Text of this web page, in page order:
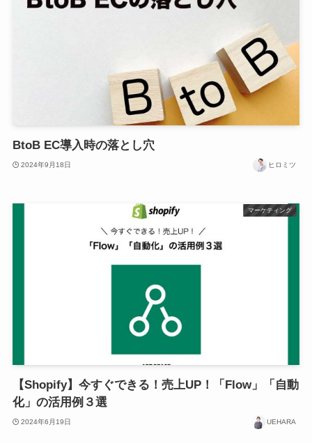
BtoB EC導入時の落とし穴
2024年9月18日 ヒロミツ
マーケティング
【Shopify】今すぐできる！売上UP！「Flow」「自動
化」の活用例３選
2024年6月19日 UEHARA